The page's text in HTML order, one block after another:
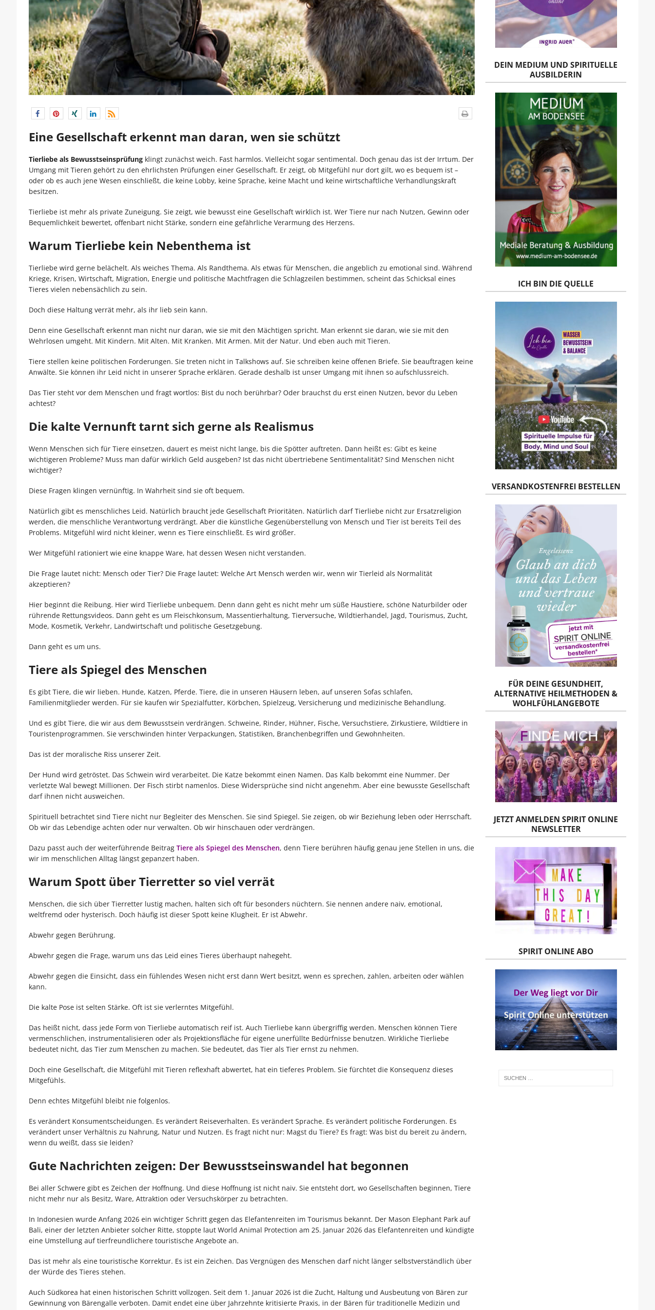
Eine Gesellschaft erkennt man daran, wen sie schützt
Tierliebe als Bewusstseinsprüfungklingt zunächst weich. Fast harmlos. Vielleicht sogar sentimental. Doch genau das ist der Irrtum. Der
Umgang mit Tieren gehört zu den ehrlichsten Prüfungen einer Gesellschaft. Er zeigt, ob Mitgefühl nur dort gilt, wo es bequem ist –
oder ob es auch jene Wesen einschließt, die keine Lobby, keine Sprache, keine Macht und keine wirtschaftliche Verhandlungskraft
besitzen.
Tierliebe ist mehr als private Zuneigung. Sie zeigt, wie bewusst eine Gesellschaft wirklich ist. Wer Tiere nur nach Nutzen, Gewinn oder
Bequemlichkeit bewertet, offenbart nicht Stärke, sondern eine gefährliche Verarmung des Herzens.
Warum Tierliebe kein Nebenthema ist
Tierliebe wird gerne belächelt. Als weiches Thema. Als Randthema. Als etwas für Menschen, die angeblich zu emotional sind. Während
Kriege, Krisen, Wirtschaft, Migration, Energie und politische Machtfragen die Schlagzeilen bestimmen, scheint das Schicksal eines
Tieres vielen nebensächlich zu sein.
Doch diese Haltung verrät mehr, als ihr lieb sein kann.
Denn eine Gesellschaft erkennt man nicht nur daran, wie sie mit den Mächtigen spricht. Man erkennt sie daran, wie sie mit den
Wehrlosen umgeht. Mit Kindern. Mit Alten. Mit Kranken. Mit Armen. Mit der Natur. Und eben auch mit Tieren.
Tiere stellen keine politischen Forderungen. Sie treten nicht in Talkshows auf. Sie schreiben keine offenen Briefe. Sie beauftragen keine
Anwälte. Sie können ihr Leid nicht in unserer Sprache erklären. Gerade deshalb ist unser Umgang mit ihnen so aufschlussreich.
Das Tier steht vor dem Menschen und fragt wortlos: Bist du noch berührbar? Oder brauchst du erst einen Nutzen, bevor du Leben
achtest?
Die kalte Vernunft tarnt sich gerne als Realismus
Wenn Menschen sich für Tiere einsetzen, dauert es meist nicht lange, bis die Spötter auftreten. Dann heißt es: Gibt es keine
wichtigeren Probleme? Muss man dafür wirklich Geld ausgeben? Ist das nicht übertriebene Sentimentalität? Sind Menschen nicht
wichtiger?
Diese Fragen klingen vernünftig. In Wahrheit sind sie oft bequem.
Natürlich gibt es menschliches Leid. Natürlich braucht jede Gesellschaft Prioritäten. Natürlich darf Tierliebe nicht zur Ersatzreligion
werden, die menschliche Verantwortung verdrängt. Aber die künstliche Gegenüberstellung von Mensch und Tier ist bereits Teil des
Problems. Mitgefühl wird nicht kleiner, wenn es Tiere einschließt. Es wird größer.
Wer Mitgefühl rationiert wie eine knappe Ware, hat dessen Wesen nicht verstanden.
Die Frage lautet nicht: Mensch oder Tier? Die Frage lautet: Welche Art Mensch werden wir, wenn wir Tierleid als Normalität
akzeptieren?
Hier beginnt die Reibung. Hier wird Tierliebe unbequem. Denn dann geht es nicht mehr um süße Haustiere, schöne Naturbilder oder
rührende Rettungsvideos. Dann geht es um Fleischkonsum, Massentierhaltung, Tierversuche, Wildtierhandel, Jagd, Tourismus, Zucht,
Mode, Kosmetik, Verkehr, Landwirtschaft und politische Gesetzgebung.
Dann geht es um uns.
Tiere als Spiegel des Menschen
Es gibt Tiere, die wir lieben. Hunde, Katzen, Pferde. Tiere, die in unseren Häusern leben, auf unseren Sofas schlafen,
Familienmitglieder werden. Für sie kaufen wir Spezialfutter, Körbchen, Spielzeug, Versicherung und medizinische Behandlung.
Und es gibt Tiere, die wir aus dem Bewusstsein verdrängen. Schweine, Rinder, Hühner, Fische, Versuchstiere, Zirkustiere, Wildtiere in
Touristenprogrammen. Sie verschwinden hinter Verpackungen, Statistiken, Branchenbegriffen und Gewohnheiten.
Das ist der moralische Riss unserer Zeit.
Der Hund wird getröstet. Das Schwein wird verarbeitet. Die Katze bekommt einen Namen. Das Kalb bekommt eine Nummer. Der
verletzte Wal bewegt Millionen. Der Fisch stirbt namenlos. Diese Widersprüche sind nicht angenehm. Aber eine bewusste Gesellschaft
darf ihnen nicht ausweichen.
Spirituell betrachtet sind Tiere nicht nur Begleiter des Menschen. Sie sind Spiegel. Sie zeigen, ob wir Beziehung leben oder Herrschaft.
Ob wir das Lebendige achten oder nur verwalten. Ob wir hinschauen oder verdrängen.
Dazu passt auch der weiterführende Beitrag Tiere als Spiegel des Menschen, denn Tiere berühren häufig genau jene Stellen in uns, die
wir im menschlichen Alltag längst gepanzert haben.
Warum Spott über Tierretter so viel verrät
Menschen, die sich über Tierretter lustig machen, halten sich oft für besonders nüchtern. Sie nennen andere naiv, emotional,
weltfremd oder hysterisch. Doch häufig ist dieser Spott keine Klugheit. Er ist Abwehr.
Abwehr gegen Berührung.
Abwehr gegen die Frage, warum uns das Leid eines Tieres überhaupt nahegeht.
Abwehr gegen die Einsicht, dass ein fühlendes Wesen nicht erst dann Wert besitzt, wenn es sprechen, zahlen, arbeiten oder wählen
kann.
Die kalte Pose ist selten Stärke. Oft ist sie verlerntes Mitgefühl.
Das heißt nicht, dass jede Form von Tierliebe automatisch reif ist. Auch Tierliebe kann übergriffig werden. Menschen können Tiere
vermenschlichen, instrumentalisieren oder als Projektionsfläche für eigene unerfüllte Bedürfnisse benutzen. Wirkliche Tierliebe
bedeutet nicht, das Tier zum Menschen zu machen. Sie bedeutet, das Tier als Tier ernst zu nehmen.
Doch eine Gesellschaft, die Mitgefühl mit Tieren reflexhaft abwertet, hat ein tieferes Problem. Sie fürchtet die Konsequenz dieses
Mitgefühls.
Denn echtes Mitgefühl bleibt nie folgenlos.
Es verändert Konsumentscheidungen. Es verändert Reiseverhalten. Es verändert Sprache. Es verändert politische Forderungen. Es
verändert unser Verhältnis zu Nahrung, Natur und Nutzen. Es fragt nicht nur: Magst du Tiere? Es fragt: Was bist du bereit zu ändern,
wenn du weißt, dass sie leiden?
Gute Nachrichten zeigen: Der Bewusstseinswandel hat begonnen
Bei aller Schwere gibt es Zeichen der Hoffnung. Und diese Hoffnung ist nicht naiv. Sie entsteht dort, wo Gesellschaften beginnen, Tiere
nicht mehr nur als Besitz, Ware, Attraktion oder Versuchskörper zu betrachten.
In Indonesien wurde Anfang 2026 ein wichtiger Schritt gegen das Elefantenreiten im Tourismus bekannt. Der Mason Elephant Park auf
Bali, einer der letzten Anbieter solcher Ritte, stoppte laut World Animal Protection am 25. Januar 2026 das Elefantenreiten und kündigte
eine Umstellung auf tierfreundlichere touristische Angebote an.
Das ist mehr als eine touristische Korrektur. Es ist ein Zeichen. Das Vergnügen des Menschen darf nicht länger selbstverständlich über
der Würde des Tieres stehen.
Auch Südkorea hat einen historischen Schritt vollzogen. Seit dem 1. Januar 2026 ist die Zucht, Haltung und Ausbeutung von Bären zur
Gewinnung von Bärengalle verboten. Damit endet eine über Jahrzehnte kritisierte Praxis, in der Bären für traditionelle Medizin und
DEIN MEDIUM UND SPIRITUELLE
AUSBILDERIN
ICH BIN DIE QUELLE
VERSANDKOSTENFREI BESTELLEN
FÜR DEINE GESUNDHEIT,
ALTERNATIVE HEILMETHODEN &
WOHLFÜHLANGEBOTE
JETZT ANMELDEN SPIRIT ONLINE
NEWSLETTER
SPIRIT ONLINE ABO